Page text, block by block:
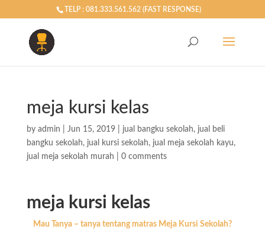
TELP : 081.333.561.562 (FAST RESPONSE)
meja kursi kelas
by admin Jun 15, 2019| jual bangku sekolah, jual beli
bangku sekolah, jual kursi sekolah, jual meja sekolah kayu,
jual meja sekolah murah
0 comments
meja kursi kelas
Mau Tanya – tanya tentang matras Meja Kursi Sekolah?